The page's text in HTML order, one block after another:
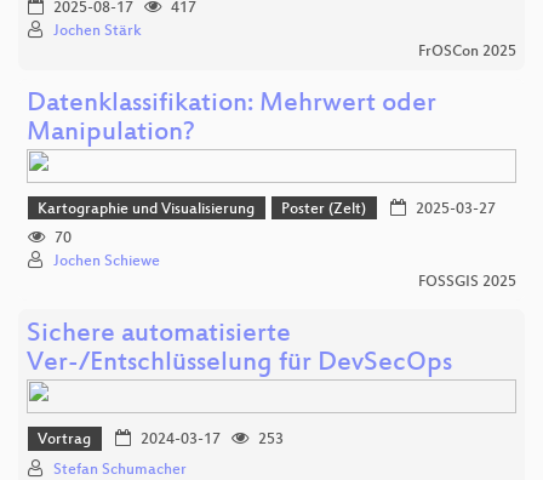
2025-08-17
417
Jochen Stärk
FrOSCon 2025
Datenklassifikation: Mehrwert oder
Manipulation?
Kartographie und Visualisierung Poster (Zelt)
2025-03-27
70
Jochen Schiewe
FOSSGIS 2025
Sichere automatisierte
Ver-/Entschlüsselung für DevSecOps
Vortrag 2024-03-17
253
Stefan Schumacher